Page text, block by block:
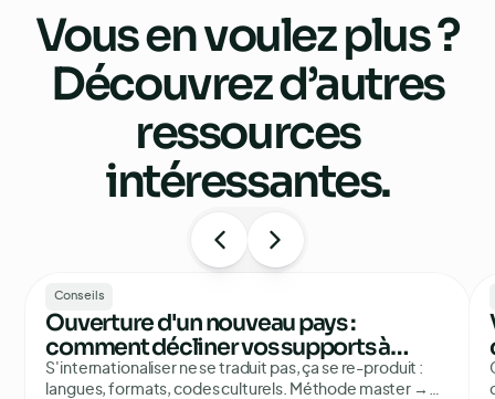
Vous en voulez plus ?
Découvrez d’autres
ressources
intéressantes.
Conseils
Ouverture d'un nouveau pays :
comment décliner vos supports à
l'international
S'internationaliser ne se traduit pas, ça se re-produit :
langues, formats, codes culturels. Méthode master →